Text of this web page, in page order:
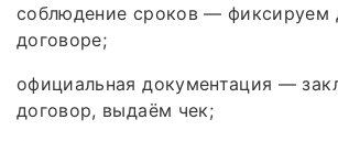
соблюдение сроков — фиксируем
договоре;
официальная документация —
договор, выдаём чек;